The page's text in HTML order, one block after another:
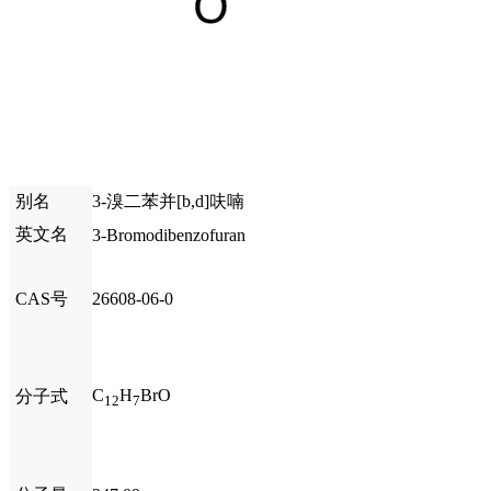
别名
3-溴二苯并[b,d]呋喃
英文名
3-Bromodibenzofuran
CAS号 26608-06-0
分子式 C12H7BrO